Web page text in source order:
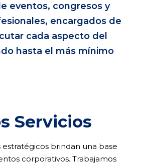
eventos, congresos y
encargados de
cada aspecto del
hasta el más mínimo
Servicios
estratégicos brindan una base
corporativos. Trabajamos